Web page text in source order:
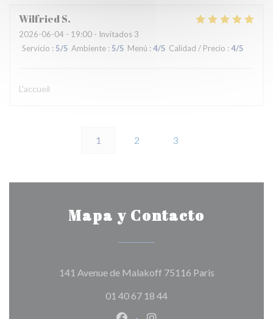
WilfriedS
2026-06-04 - 19:00 - Invitados 3
Servicio : 5/5 Ambiente : 5/5 Menú : 4/5 Calidad / Precio : 4/5
L'accueil
1 2 3
Mapa y Contacto
141 Avenue de Malakoff 75116 Paris((abre en una
01 40 67 18 44